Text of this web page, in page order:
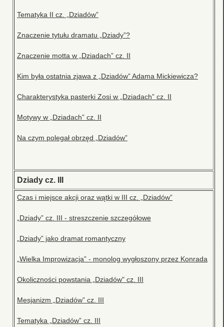
Tematyka II cz. „Dziadów”
Znaczenie tytułu dramatu „Dziady”?
Znaczenie motta w „Dziadach” cz. II
Kim była ostatnia zjawa z „Dziadów” Adama Mickiewicza?
Charakterystyka pasterki Zosi w „Dziadach” cz. II
Motywy w „Dziadach” cz. II
Na czym polegał obrzęd „Dziadów”
Dziady cz. III
Czas i miejsce akcji oraz wątki w III cz. „Dziadów”
„Dziady” cz. III - streszczenie szczegółowe
„Dziady” jako dramat romantyczny
„Wielka Improwizacja” - monolog wygłoszony przez Konrada
Okoliczności powstania „Dziadów" cz. III
Mesjanizm „Dziadów” cz. III
Tematyka „Dziadów” cz. III